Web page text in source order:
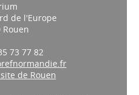
de l'Europe
Rouen
73 77 82
de Rouen